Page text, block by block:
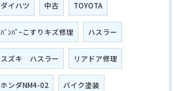
ダイハツ 中古 TOYOTA
ﾊﾞﾝﾊﾟｰこすりキズ修理 ハスラー
スズキ ハスラー リアドア修理
ホンダNM4-02 バイク塗装